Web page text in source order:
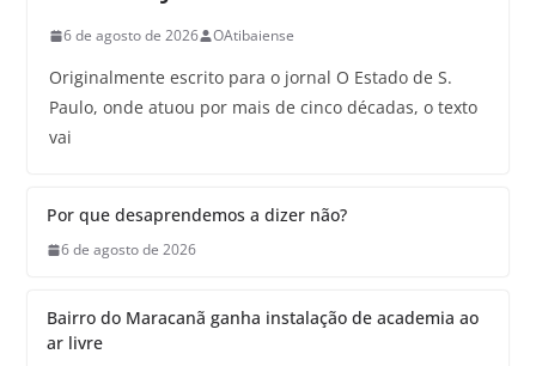
6 de agosto de 2026 OAtibaiense
Originalmente escrito para o jornal O Estado de S.
Paulo, onde atuou por mais de cinco décadas, o texto
vai
Por que desaprendemos a dizer não?
6 de agosto de 2026
Bairro do Maracanã ganha instalação de academia ao
ar livre